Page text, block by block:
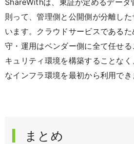
ShareWithは、東証が定めるデータ
則って、管理側と公開側が分離し
います。クラウドサービスである
守・運用はベンダー側に全て任せ
キュリティ環境を構築することなく
なインフラ環境を最初から利用でき
まとめ